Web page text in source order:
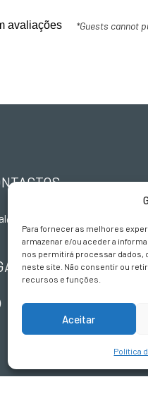
Para fornecer as melhores
armazenar e/ou aceder a
nos permitirá processar dados,
neste site. Não consentir ou
recursos e funções.
Aceitar
Política
avaliações *Guests cannot
NOS